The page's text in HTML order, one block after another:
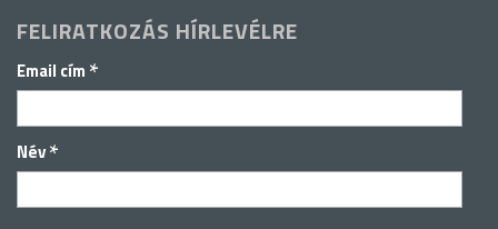
FELIRATKOZÁS HÍRLEVÉLRE
Email cím *
Név*